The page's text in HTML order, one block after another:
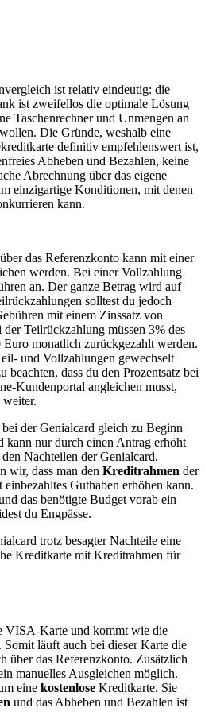
ist relativ eindeutig: die
ist zweifellos die optimale Lösung
Taschenrechner und Unmengen an
Die Gründe, weshalb eine
definitiv empfehlenswert ist,
Abheben und Bezahlen, keine
Abrechnung über das eigene
einzigartige Konditionen, mit denen
kann.
das Referenzkonto kann mit einer
werden. Bei einer Vollzahlung
an. Der ganze Betrag wird auf
solltest du jedoch
mit einem Zinssatz von
Teilrückzahlung müssen 3% des
Euro monatlich zurückgezahlt werden.
und Vollzahlungen gewechselt
dass du den Prozentsatz bei
Kundenportal angleichen musst,
weiter.
der Genialcard gleich zu Beginn
kann nur durch einen Antrag erhöht
Nachteilen der Genialcard.
wir, dass man den Kreditrahmen der
Guthaben erhöhen kann.
das benötigte Budget vorab ein
du Engpässe.
trotz besagter Nachteile eine
Kreditkarte mit Kreditrahmen für
VISA-Karte und kommt wie die
. Somit läuft auch bei dieser Karte die
über das Referenzkonto. Zusätzlich
manuelles Ausgleichen möglich.
eine kostenlose Kreditkarte. Sie
und das Abheben und Bezahlen ist